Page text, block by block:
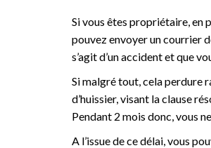
Si vous êtes propriétaire, en
pouvez envoyer un courrier
s’agit d’un accident et que
Si malgré tout, cela perdure
d’huissier, visant la clause
Pendant 2 mois donc, vous
A l’issue de ce délai, vous